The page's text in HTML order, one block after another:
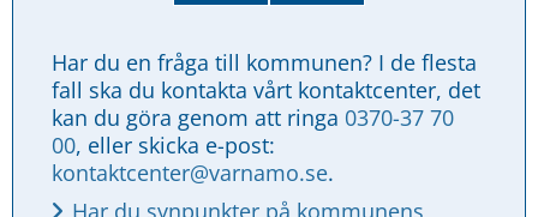
Har du en fråga till kommunen? I de flesta
fall ska du kontakta vårt kontaktcenter, det
kan du göra genom att ringa 0370-37 70
00
kontaktcenter@varnamo.se.